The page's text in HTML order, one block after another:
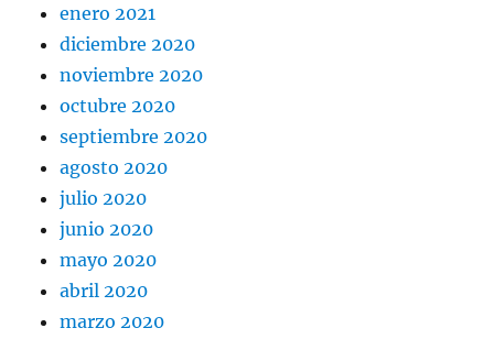
enero 2021
diciembre 2020
noviembre 2020
octubre 2020
septiembre 2020
agosto 2020
julio 2020
junio 2020
mayo 2020
abril 2020
marzo 2020